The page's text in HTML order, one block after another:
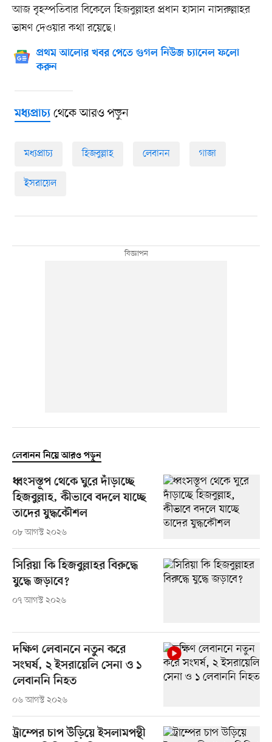
আজ বৃহস্পতিবার বিকেলে হিজবুল্লাহর প্রধান হাসান নাসরুল্লাহর
ভাষণ দেওয়ার কথা রয়েছে।
প্রথম আলোর খবর পেতে গুগল নিউজ চ্যানেল ফলো
করুন
মধ্যপ্রাচ্যথেকে আরও পড়ুন
মধ্যপ্রাচ্য হিজবুল্লাহ লেবানন গাজা
ইসরায়েল
লেবানন নিয়ে আরও পড়ুন
ধ্বংসস্তূপ থেকে ঘুরে দাঁড়াচ্ছে
হিজবুল্লাহ, কীভাবে বদলে যাচ্ছে
তাদের যুদ্ধকৌশল
০৮ আগস্ট ২০২৬
সিরিয়া কি হিজবুল্লাহর বিরুদ্ধে
যুদ্ধে জড়াবে?
০৭ আগস্ট ২০২৬
দক্ষিণ লেবাননে নতুন করে
সংঘর্ষ, ২ ইসরায়েলি সেনা ও ১
লেবাননি নিহত
০৬ আগস্ট ২০২৬
ট্রাম্পের চাপ উড়িয়ে ইসলামপন্থী